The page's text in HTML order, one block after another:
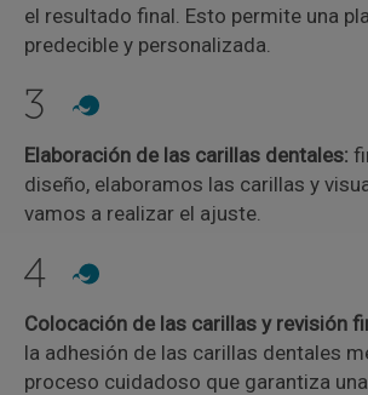
el resultado final. Esto permite una
predecible y personalizada.
3
Elaboración de las carillas dentales:
diseño, elaboramos las carillas y
vamos a realizar el ajuste.
4
Colocación de las carillas y revisión
la adhesión de las carillas dentales
proceso cuidadoso que garantiza